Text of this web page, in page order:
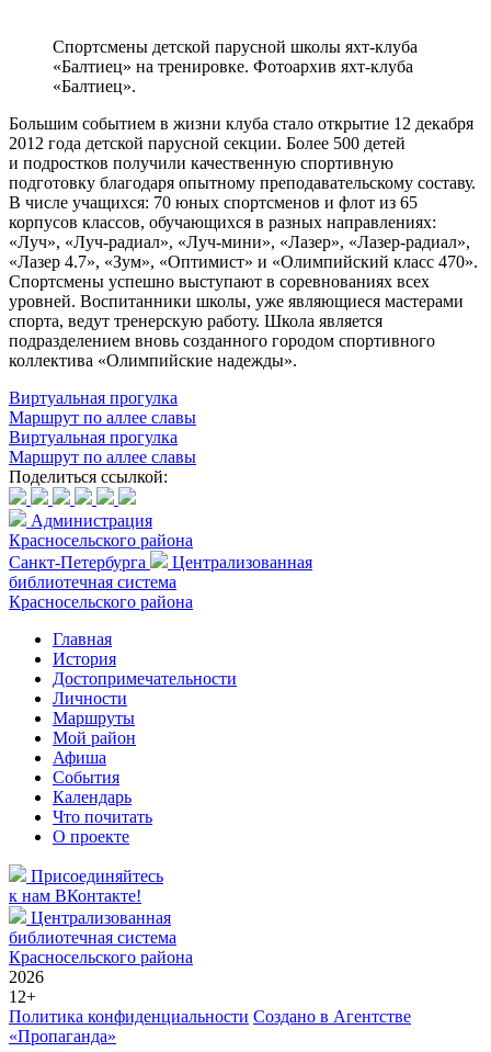
Спортсмены детской парусной школы яхт-клуба
«Балтиец» на тренировке. Фотоархив яхт-клуба
«Балтиец».
Большим событием в жизни клуба стало открытие 12 декабря
2012 года детской парусной секции. Более 500 детей
и подростков получили качественную спортивную
подготовку благодаря опытному преподавательскому составу.
В числе учащихся: 70 юных спортсменов и флот из 65
корпусов классов, обучающихся в разных направлениях:
«Луч», «Луч-радиал», «Луч-мини», «Лазер», «Лазер-радиал»,
«Лазер 4.7», «Зум», «Оптимист» и «Олимпийский класс 470».
Спортсмены успешно выступают в соревнованиях всех
уровней. Воспитанники школы, уже являющиеся мастерами
спорта, ведут тренерскую работу. Школа является
подразделением вновь созданного городом спортивного
коллектива «Олимпийские надежды».
Виртуальная прогулка
Маршрут по аллее славы
Виртуальная прогулка
Маршрут по аллее славы
Поделиться ссылкой:
Администрация
Красносельского района
Санкт-Петербурга
Централизованная
библиотечная система
Красносельского района
Главная
История
Достопримечательности
Личности
Маршруты
Мой район
Афиша
События
Календарь
Что почитать
О проекте
Присоединяйтесь
к нам ВКонтакте!
Централизованная
библиотечная система
Красносельского района
2026
12+
Политика конфиденциальности Создано в Агентстве
«Пропаганда»